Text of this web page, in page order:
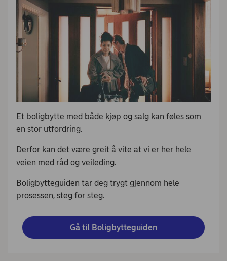
Et boligbytte med både kjøp og salg kan føles som
en stor utfordring.
Derfor kan det være greit å vite at vi er her hele
veien med råd og veileding.
Boligbytteguiden tar deg trygt gjennom hele
prosessen, steg for steg.
Gå til Boligbytteguiden